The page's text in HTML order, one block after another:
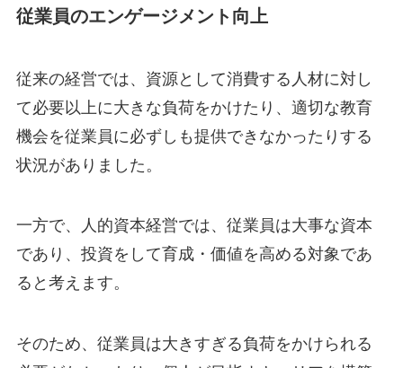
従業員のエンゲージメント向上
従来の経営では、資源として消費する人材に対し
て必要以上に大きな負荷をかけたり、適切な教育
機会を従業員に必ずしも提供できなかったりする
状況がありました。
一方で、人的資本経営では、従業員は大事な資本
であり、投資をして育成・価値を高める対象であ
ると考えます。
そのため、従業員は大きすぎる負荷をかけられる